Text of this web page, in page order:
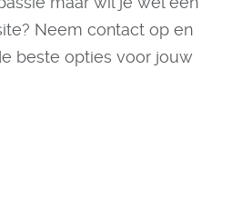
Neem contact op en
beste opties voor jouw